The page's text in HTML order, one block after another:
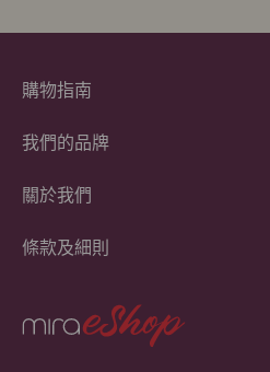
購物指南
我們的品牌
關於我們
條款及細則